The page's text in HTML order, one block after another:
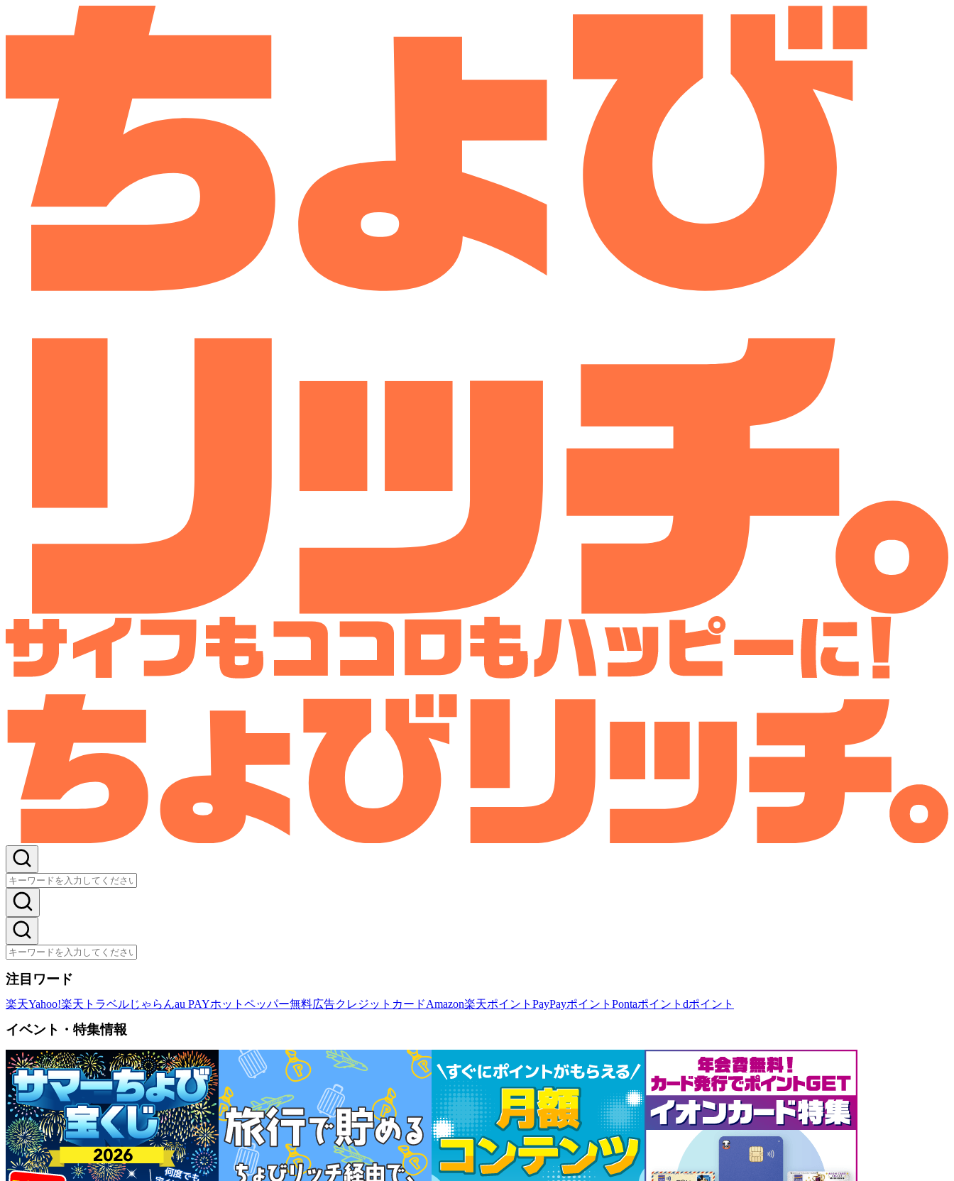
注目ワード
楽天Yahoo!楽天トラベルじゃらんau PAYホットペッパー無料広告クレジットカードAmazon楽天ポイント PayPayポイント Pontaポイント dポイント
イベント・特集情報